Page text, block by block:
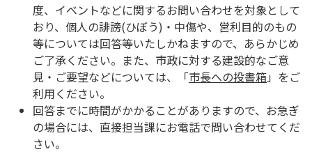
度、イベントなどに関するお問い合わせを対象として
おり、個人の誹謗(ひぼう)・中傷や、営利目的のもの
等については回答等いたしかねますので、あらかじめ
ご了承ください。また、市政に対する建設的なご意
見・ご要望などについては、「市長への投書箱」をご
利用ください。
回答までに時間がかかることがありますので、お急ぎ
の場合には、直接担当課にお電話で問い合わせてくだ
さい。